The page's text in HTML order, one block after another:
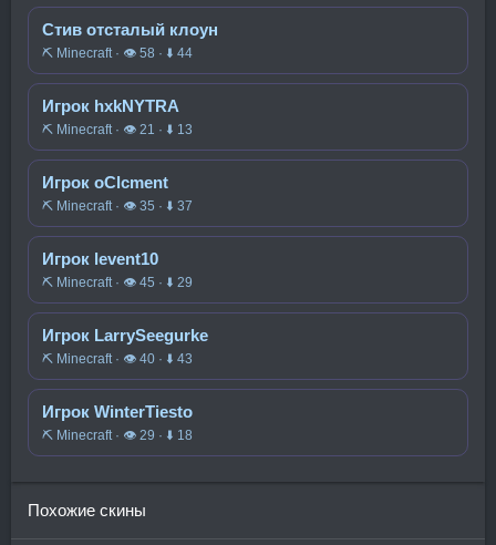
Стив отсталый клоун
⛏️ Minecraft · 👁 58 · ⬇ 44
Игрок hxkNYTRA
⛏️ Minecraft · 👁 21 · ⬇ 13
Игрок oClcment
⛏️ Minecraft · 👁 35 · ⬇ 37
Игрок levent10
⛏️ Minecraft · 👁 45 · ⬇ 29
Игрок LarrySeegurke
⛏️ Minecraft · 👁 40 · ⬇ 43
Игрок WinterTiesto
⛏️ Minecraft · 👁 29 · ⬇ 18
Похожие скины